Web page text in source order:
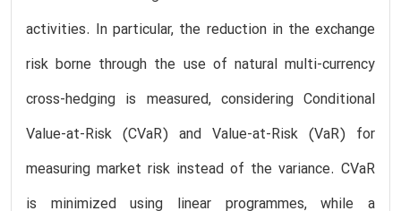
activities. In particular, the reduction in the exchange
risk borne through the use of natural multi-currency
cross-hedging is measured, considering Conditional
Value-at-Risk (CVaR) and Value-at-Risk (VaR) for
measuring market risk instead of the variance. CVaR
is minimized using linear programmes, while a